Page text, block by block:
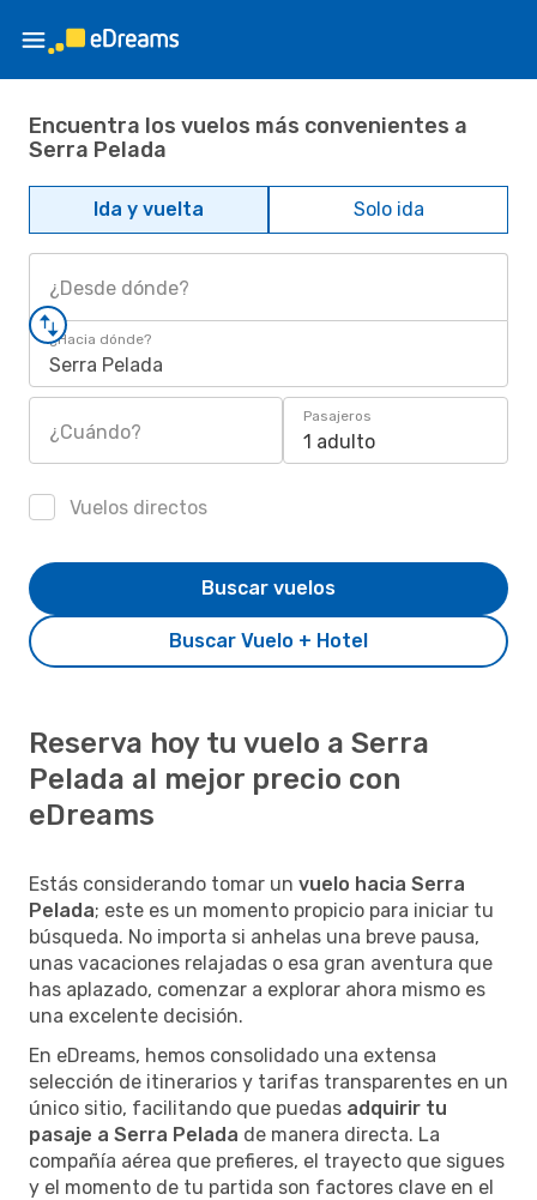
Encuentra los vuelos más convenientes a
Serra Pelada
Ida y vuelta Solo ida
¿Desde dónde?
¿Hacia dónde?
Serra Pelada
¿Cuándo?
Pasajeros
1 adulto
Vuelos directos
Buscar Vuelo + Hotel
Buscar vuelos
Reserva hoy tu vuelo a Serra
Pelada al mejor precio con
eDreams
Estás considerando tomar un vuelo hacia Serra
Pelada; este es un momento propicio para iniciar tu
búsqueda. No importa si anhelas una breve pausa,
unas vacaciones relajadas o esa gran aventura que
has aplazado, comenzar a explorar ahora mismo es
una excelente decisión.
En eDreams, hemos consolidado una extensa
selección de itinerarios y tarifas transparentes en un
único sitio, facilitando que puedas adquirir tu
pasaje a Serra Pelada de manera directa. La
compañía aérea que prefieres, el trayecto que sigues
y el momento de tu partida son factores clave en el